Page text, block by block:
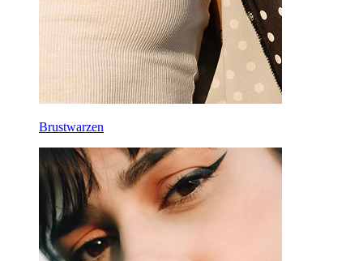
Brustwarzen